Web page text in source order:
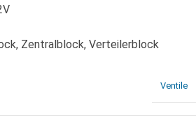
Zentralblock, Verteilerblock
Ventile